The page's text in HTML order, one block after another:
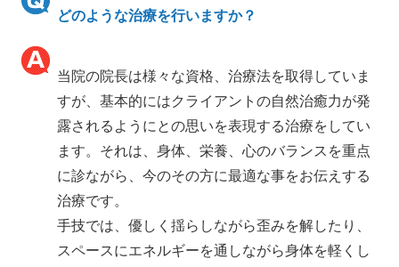
どのような治療を行いますか？
当院の院長は様々な資格、治療法を取得していま
すが、基本的にはクライアントの自然治癒力が発
露されるようにとの思いを表現する治療をしてい
ます。それは、身体、栄養、心のバランスを重点
に診ながら、今のその方に最適な事をお伝えする
治療です。
手技では、優しく揺らしながら歪みを解したり、
スペースにエネルギーを通しながら身体を軽くし